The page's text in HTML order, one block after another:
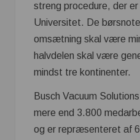
streng procedure, der
Universitet. De
omsætning skal være
halvdelen skal være
mindst tre kontinenter.
Busch Vacuum
mere end 3.800
og er repræsenteret af